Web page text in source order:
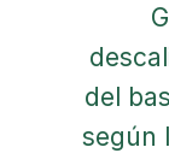
del
según